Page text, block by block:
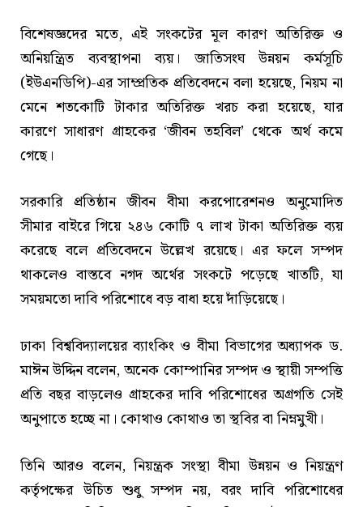
বিশেষজ্ঞদের মতে, এই সংকটের মূল কারণ অতিরিক্ত ও
অনিয়ন্ত্রিত ব্যবস্থাপনা ব্যয়। জাতিসংঘ উন্নয়ন কর্মসূচি
(ইউএনডিপি)-এর সাম্প্রতিক প্রতিবেদনে বলা হয়েছে, নিয়ম না
মেনে শতকোটি টাকার অতিরিক্ত খরচ করা হয়েছে, যার
কারণে সাধারণ গ্রাহকের ‘জীবন তহবিল’ থেকে অর্থ কমে
গেছে।
সরকারি প্রতিষ্ঠান জীবন বীমা করপোরেশনও অনুমোদিত
সীমার বাইরে গিয়ে ২৪৬ কোটি ৭ লাখ টাকা অতিরিক্ত ব্যয়
করেছে বলে প্রতিবেদনে উল্লেখ রয়েছে। এর ফলে সম্পদ
থাকলেও বাস্তবে নগদ অর্থের সংকটে পড়েছে খাতটি, যা
সময়মতো দাবি পরিশোধে বড় বাধা হয়ে দাঁড়িয়েছে।
ঢাকা বিশ্ববিদ্যালয়ের ব্যাংকিং ও বীমা বিভাগের অধ্যাপক ড.
মাঈন উদ্দিন বলেন, অনেক কোম্পানির সম্পদ ও স্থায়ী সম্পত্তি
প্রতি বছর বাড়লেও গ্রাহকের দাবি পরিশোধের অগ্রগতি সেই
অনুপাতে হচ্ছে না। কোথাও কোথাও তা স্থবির বা নিম্নমুখী।
তিনি আরও বলেন, নিয়ন্ত্রক সংস্থা বীমা উন্নয়ন ও নিয়ন্ত্রণ
কর্তৃপক্ষের উচিত শুধু সম্পদ নয়, বরং দাবি পরিশোধের